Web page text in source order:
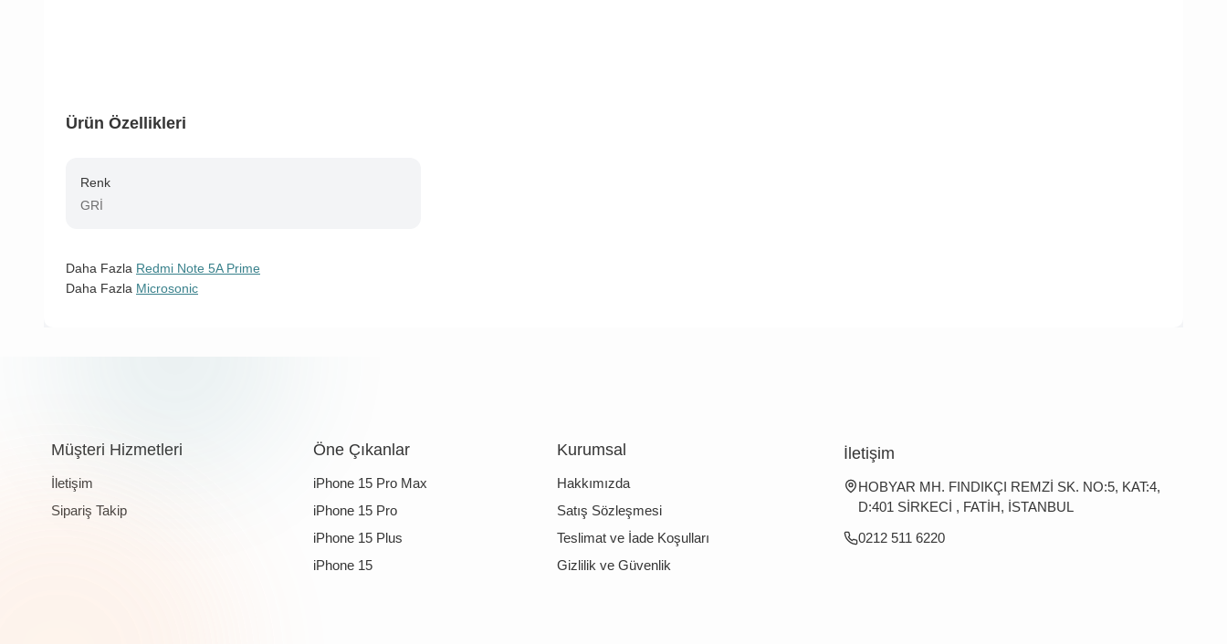
Ürün Özellikleri
Renk
GRİ
Daha Fazla Redmi Note 5A Prime
Daha Fazla Microsonic
Müşteri Hizmetleri
İletişim
Sipariş Takip
Öne Çıkanlar
iPhone 15 Pro Max
iPhone 15 Pro
iPhone 15 Plus
iPhone 15
Kurumsal
Hakkımızda
Satış Sözleşmesi
Teslimat ve İade Koşulları
Gizlilik ve Güvenlik
İletişim
HOBYAR MH. FINDIKÇI REMZİ SK. NO:5, KAT:4,
D:401 SİRKECİ , FATİH, İSTANBUL
0212 511 6220